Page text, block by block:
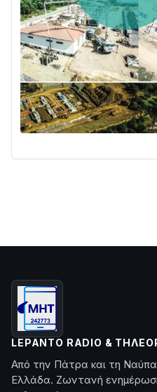
LEPANTO RADIO &
Από την Πάτρα και τη
Ελλάδα. Ζωντανή ενημέρωση